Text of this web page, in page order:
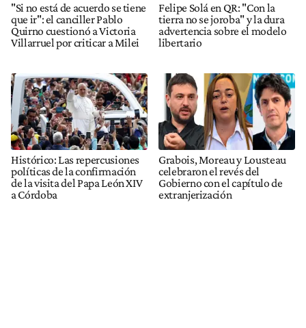
"Si no está de acuerdo se tiene
que ir": el canciller Pablo
Quirno cuestionó a Victoria
Villarruel por criticar a Milei
Felipe Solá en QR: "Con la
tierra no se joroba" y la dura
advertencia sobre el modelo
libertario
Histórico: Las repercusiones
políticas de la confirmación
de la visita del Papa León XIV
a Córdoba
Grabois, Moreau y Lousteau
celebraron el revés del
Gobierno con el capítulo de
extranjerización